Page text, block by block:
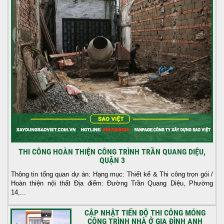
THI CÔNG HOÀN THIỆN CÔNG TRÌNH TRẦN QUANG DIỆU,
QUẬN 3
Thông tin tổng quan dự án: Hạng mục: Thiết kế & Thi công trọn gói /
Hoàn thiện nội thất Địa điểm: Đường Trần Quang Diệu, Phường
14,...
CẬP NHẬT TIẾN ĐỘ THI CÔNG MÓNG
CÔNG TRÌNH NHÀ Ở GIA ĐÌNH ANH